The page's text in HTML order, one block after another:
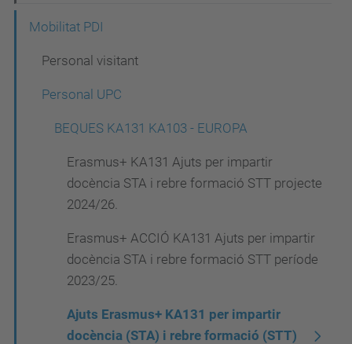
a
Mobilitat PDI
Personal visitant
Personal UPC
BEQUES KA131 KA103 - EUROPA
Erasmus+ KA131 Ajuts per impartir
docència STA i rebre formació STT projecte
2024/26.
Erasmus+ ACCIÓ KA131 Ajuts per impartir
docència STA i rebre formació STT període
2023/25.
Ajuts Erasmus+ KA131 per impartir
docència (STA) i rebre formació (STT)